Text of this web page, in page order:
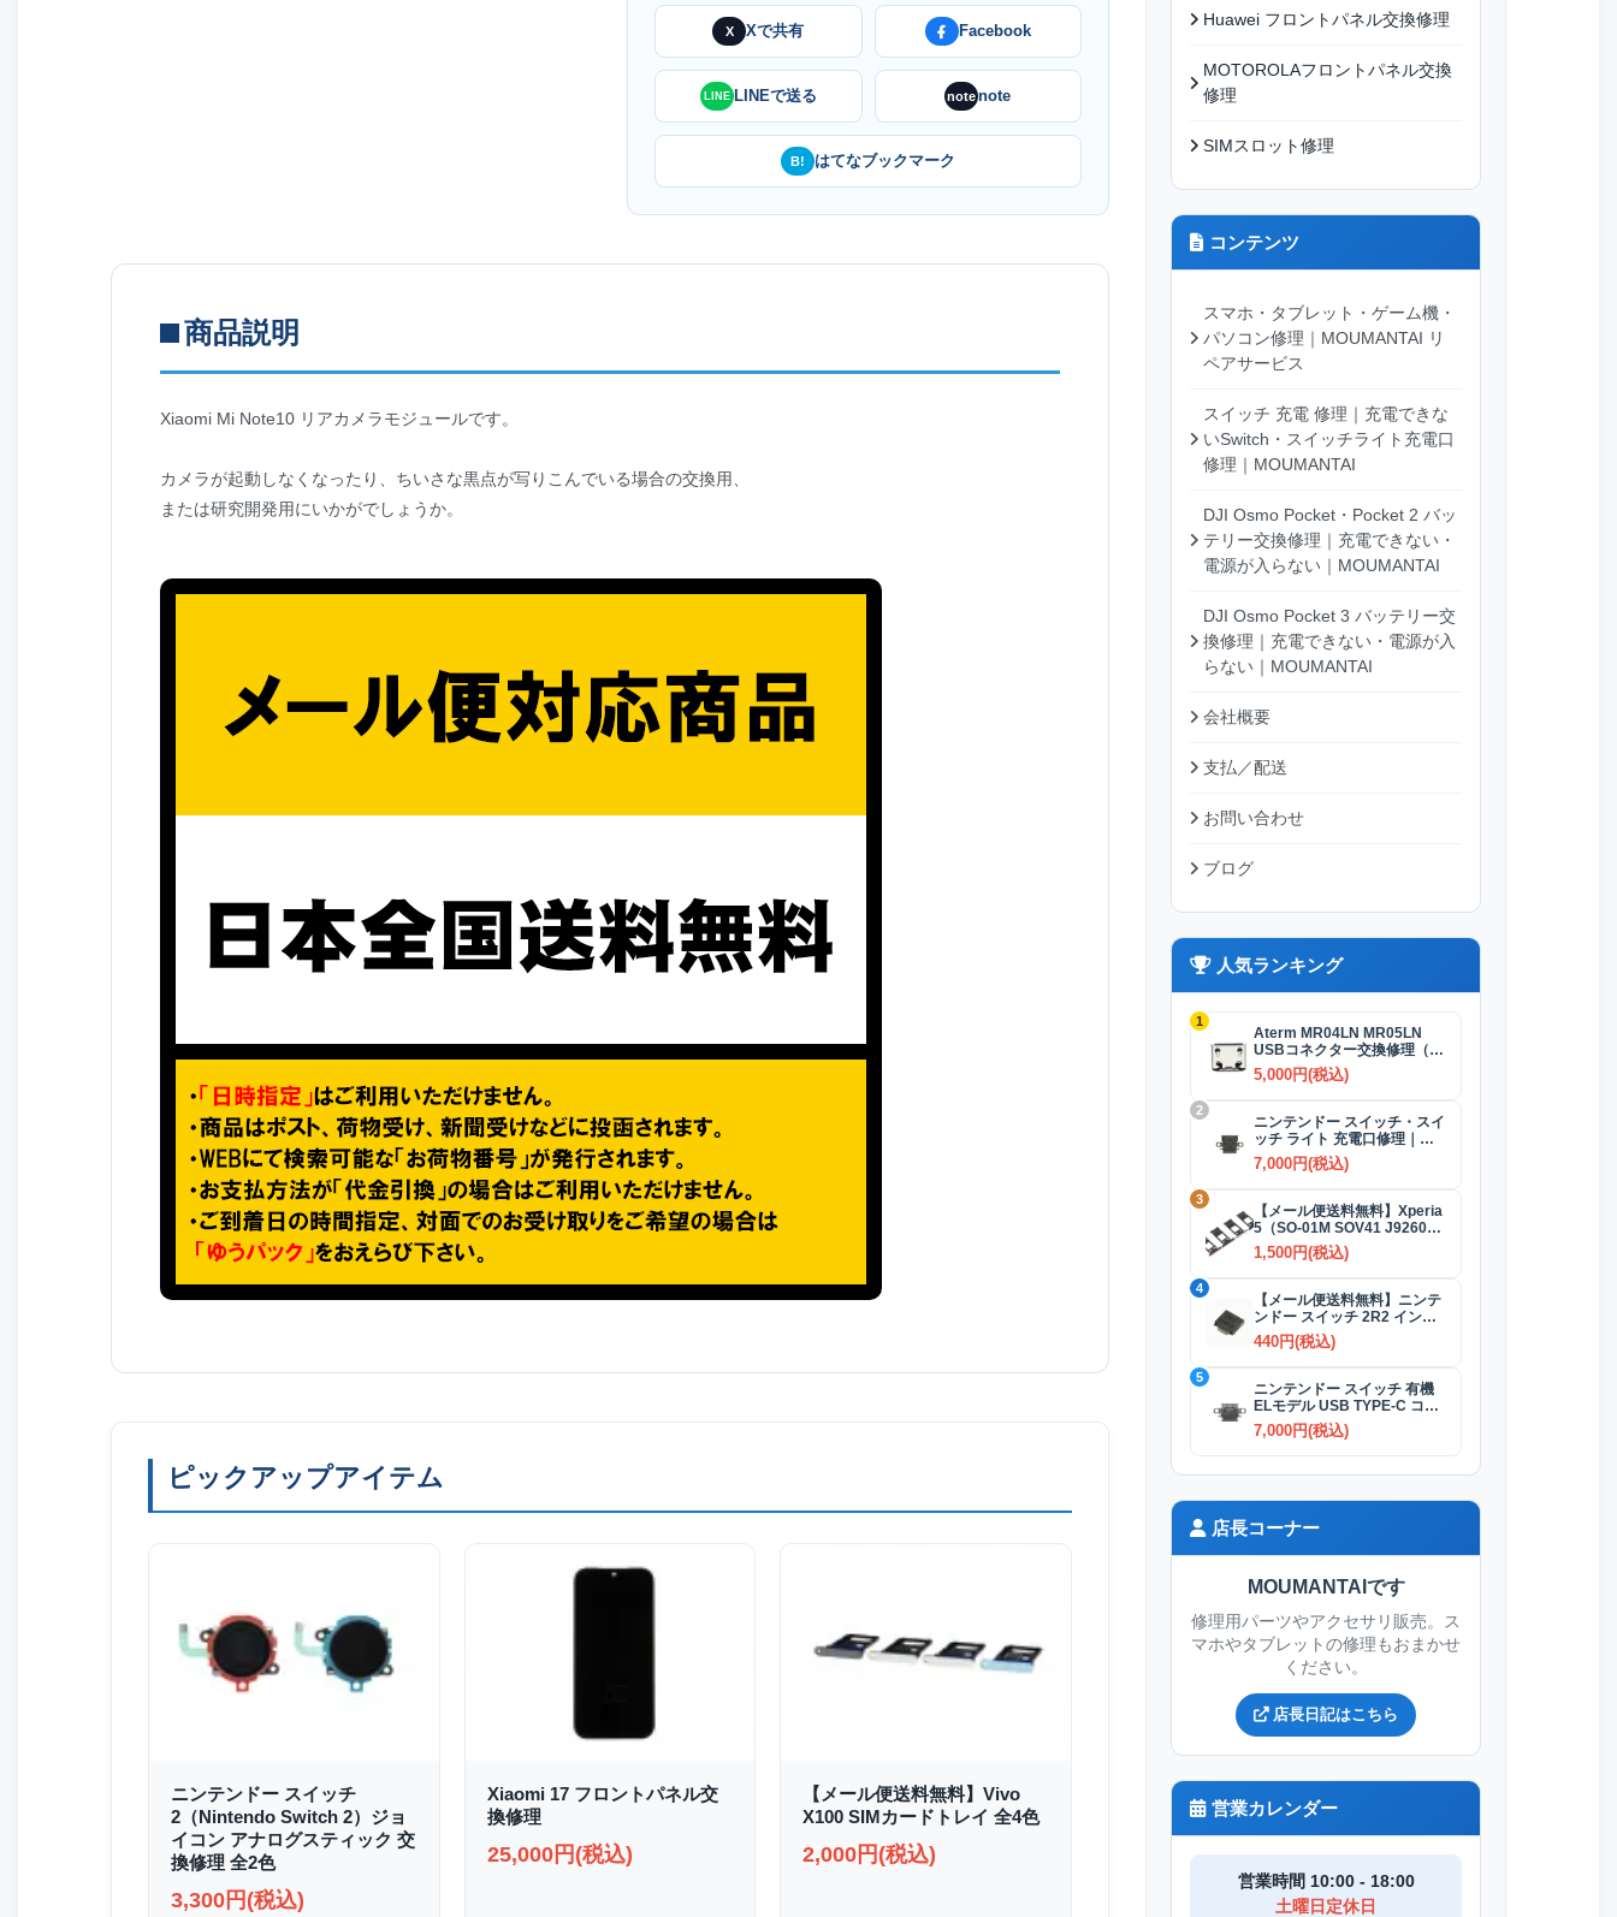
X Xで共有 Facebook
LINE LINEで送る notenote
B! はてなブックマーク
商品説明
Xiaomi Mi Note10 リアカメラモジュールです。
カメラが起動しなくなったり、ちいさな黒点が写りこんでいる場合の交換用、
または研究開発用にいかがでしょうか。
ピックアップアイテム
ニンテンドー スイッチ
2（Nintendo Switch 2）ジョ
イコン アナログスティック 交
換修理 全2色
3,300円(税込)
Xiaomi 17 フロントパネル交
換修理
25,000円(税込)
【メール便送料無料】Vivo
X100 SIMカードトレイ 全4色
2,000円(税込)
Huawei フロントパネル交換修理
MOTOROLAフロントパネル交換
修理
SIMスロット修理
コンテンツ
スマホ・タブレット・ゲーム機・
パソコン修理｜MOUMANTAI リ
ペアサービス
スイッチ 充電 修理｜充電できな
いSwitch・スイッチライト充電口
修理｜MOUMANTAI
DJI Osmo Pocket・Pocket 2 バッ
テリー交換修理｜充電できない・
電源が入らない｜MOUMANTAI
DJI Osmo Pocket 3 バッテリー交
換修理｜充電できない・電源が入
らない｜MOUMANTAI
会社概要
支払／配送
お問い合わせ
ブログ
人気ランキング
1
Aterm MR04LN MR05LN
USBコネクター交換修理（充
電）
5,000円(税込)
2
ニンテンドー スイッチ・スイ
ッチ ライト 充電口修理｜
USB-Cコネクター 交換修理
7,000円(税込)
3
【メール便送料無料】Xperia
5（SO-01M SOV41 J9260）
SIMカードトレイ 全4色
1,500円(税込)
4
【メール便送料無料】ニンテ
ンドー スイッチ 2R2 インダ
クタ(コイル)
440円(税込)
5
ニンテンドー スイッチ 有機
ELモデル USB TYPE-C コネ
クター交換修理
7,000円(税込)
店長コーナー
MOUMANTAIです
修理用パーツやアクセサリ販売。ス
マホやタブレットの修理もおまかせ
ください。
店長日記はこちら
営業カレンダー
営業時間 10:00 - 18:00
土曜日定休日